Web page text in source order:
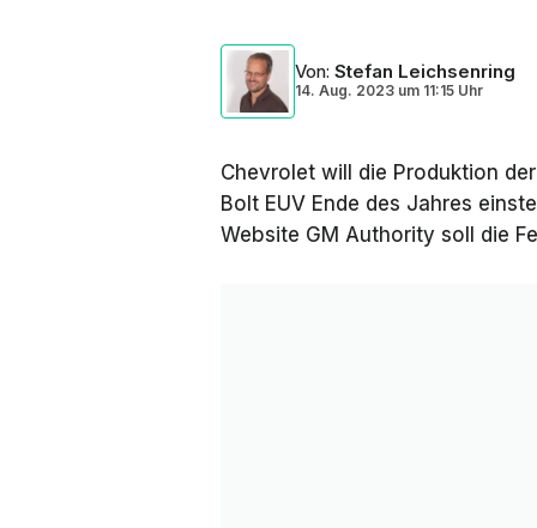
Von: Stefan Leichsenring
14. Aug. 2023 um 11:15 Uhr
Chevrolet will die Produktion
Bolt EUV Ende des Jahres
Website GM Authority soll die